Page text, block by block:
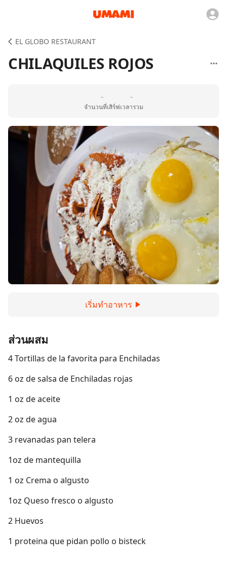
EL GLOBO RESTAURANT
CHILAQUILES ROJOS
-
จำนวนที่เสิร์ฟ
-
เวลารวม
เริ่มทำอาหาร
ส่วนผสม
4 Tortillas de la favorita para Enchiladas
6 oz de salsa de Enchiladas rojas
1 oz de aceite
2 oz de agua
3 revanadas pan telera
1oz de mantequilla
1 oz Crema o algusto
1oz Queso fresco o algusto
2 Huevos
1 proteina que pidan pollo o bisteck